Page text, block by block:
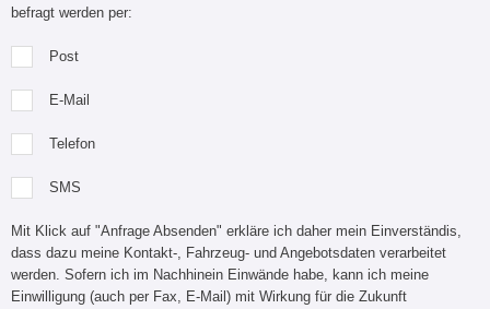
befragt werden per:
Post
E-Mail
Telefon
SMS
Mit Klick auf "Anfrage Absenden" erkläre ich daher mein Einverständis,
dass dazu meine Kontakt-, Fahrzeug- und Angebotsdaten verarbeitet
werden. Sofern ich im Nachhinein Einwände habe, kann ich meine
Einwilligung (auch per Fax, E-Mail) mit Wirkung für die Zukunft